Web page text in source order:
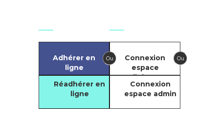
Adhérer en
ligne
Ou
Réadhérer en
ligne
Connexion
espace
adhérents
Ou
Connexion
espace admin